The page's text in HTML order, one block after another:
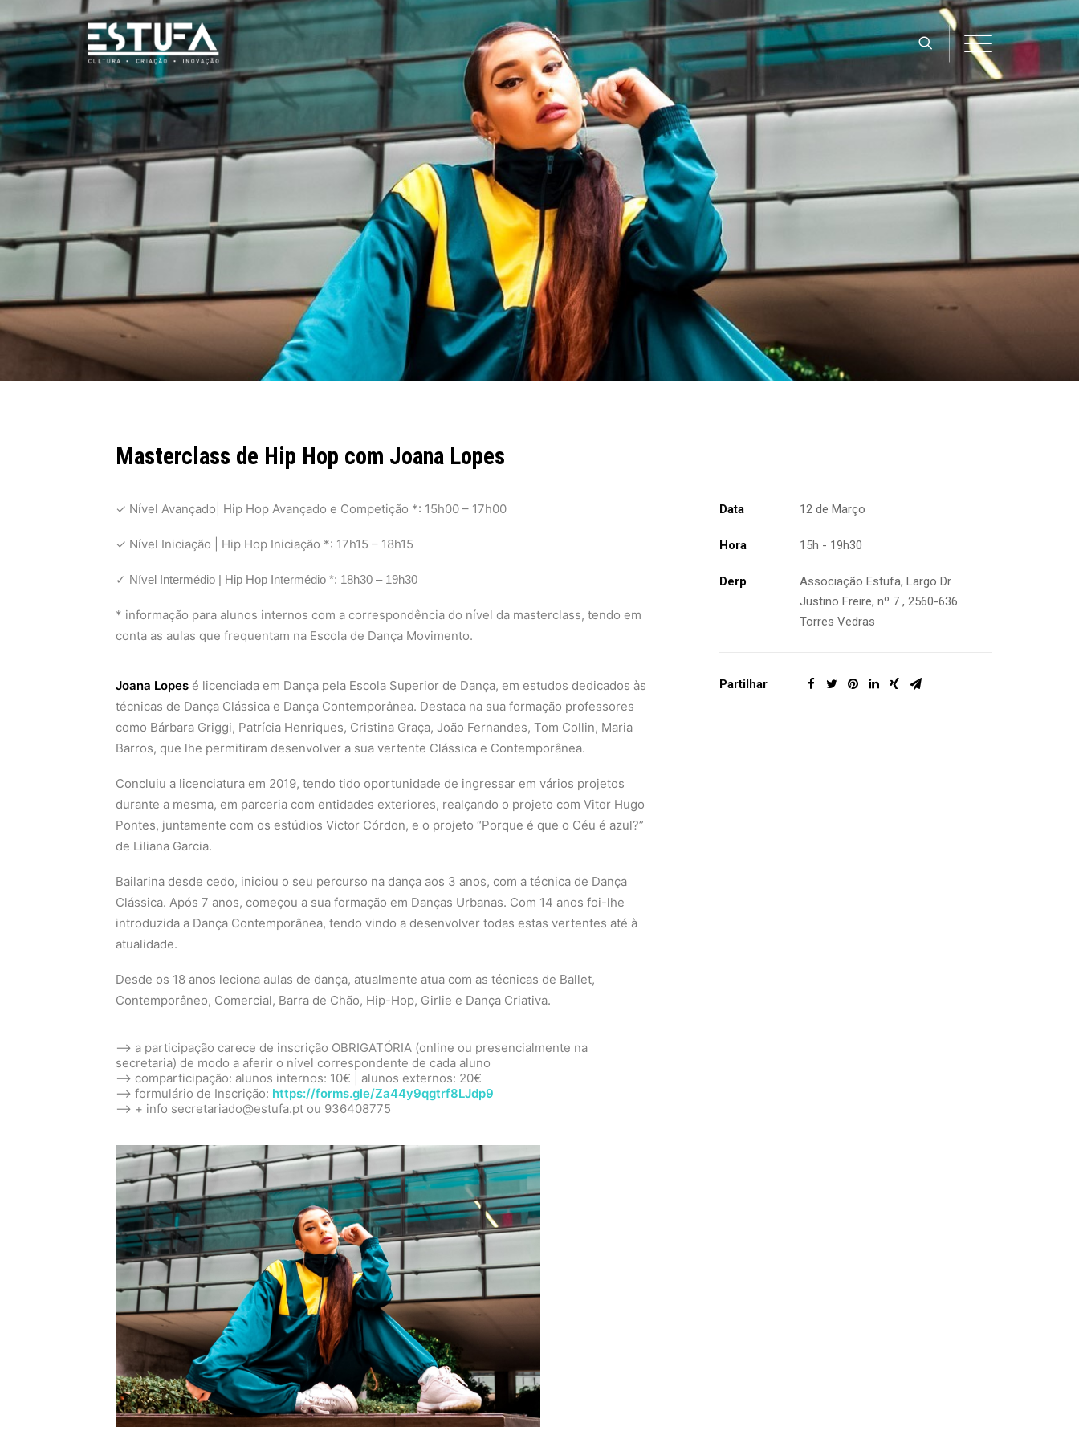
Masterclass de Hip Hop com Joana Lopes
✓ Nível Avançado| Hip Hop Avançado e Competição *: 15h00 – 17h00
✓ Nível Iniciação | Hip Hop Iniciação *: 17h15 – 18h15
✓ Nível Intermédio | Hip Hop Intermédio *: 18h30 – 19h30
* informação para alunos internos com a correspondência do nível da masterclass, tendo em
conta as aulas que frequentam na Escola de Dança Movimento.
Joana Lopes é licenciada em Dança pela Escola Superior de Dança, em estudos dedicados às
técnicas de Dança Clássica e Dança Contemporânea. Destaca na sua formação professores
como Bárbara Griggi, Patrícia Henriques, Cristina Graça, João Fernandes, Tom Collin, Maria
Barros, que lhe permitiram desenvolver a sua vertente Clássica e Contemporânea.
Concluiu a licenciatura em 2019, tendo tido oportunidade de ingressar em vários projetos
durante a mesma, em parceria com entidades exteriores, realçando o projeto com Vitor Hugo
Pontes, juntamente com os estúdios Victor Córdon, e o projeto “Porque é que o Céu é azul?”
de Liliana Garcia.
Bailarina desde cedo, iniciou o seu percurso na dança aos 3 anos, com a técnica de Dança
Clássica. Após 7 anos, começou a sua formação em Danças Urbanas. Com 14 anos foi-lhe
introduzida a Dança Contemporânea, tendo vindo a desenvolver todas estas vertentes até à
atualidade.
Desde os 18 anos leciona aulas de dança, atualmente atua com as técnicas de Ballet,
Contemporâneo, Comercial, Barra de Chão, Hip-Hop, Girlie e Dança Criativa.
–> a participação carece de inscrição OBRIGATÓRIA (online ou presencialmente na
secretaria) de modo a aferir o nível correspondente de cada aluno
–> comparticipação: alunos internos: 10€ | alunos externos: 20€
–> formulário de Inscrição: https://forms.gle/Za44y9qgtrf8LJdp9
–> + info secretariado@estufa.pt ou 936408775
Data 12 de Março
Hora 15h - 19h30
Derp
Associação Estufa, Largo Dr
Justino Freire, nº 7 , 2560-636
Torres Vedras
Partilhar